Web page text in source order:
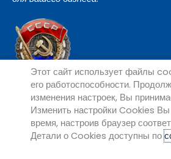
Этот сайт использует файлы
его работоспособности.
изменения настроек, Вы
Изменить настройки Cookies
время, настроив браузер
Детали о Cookies доступны по